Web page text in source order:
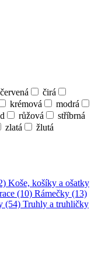
červená
čirá
krémová
modrá
růžová
stříbrná
zlatá žlutá
Koše, košíky a ošatky
(10) Rámečky (13)
(54) Truhly a truhličky